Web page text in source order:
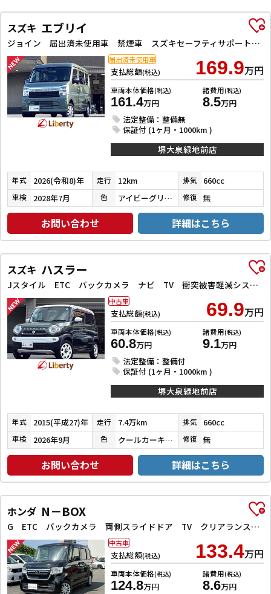
スズキ エブリイ
ジョイン 届出済未使用車 禁煙車 スズキセーフティサポート LEDヘッドライト 両側スライドドア スマートキー プッシュスタート 障害物センサー 運転席シートヒーター 電動格納ミラー
支払総額(税込) 169.9万円
車両本体価格(税込)
161.4万円
諸費用(税込)
8.5万円
法定整備：整備無
保証付 (1ヶ月・1000km )
届出済未使用車
堺大泉緑地前店
年式 2026(令和8)年 走行 12km 排気 660cc
車検 2028年7月 色 アイビーグリーンメタリック 修復 無
お問い合わせ 詳細はこちら
スズキ ハスラー
Jスタイル ETC バックカメラ ナビ TV 衝突被害軽減システム オートライト スマートキー アイドリングストップ 電動格納ミラー シートヒーター ベンチシート CVT ESC CD DVD再生
支払総額(税込) 69.9万円
車両本体価格(税込)
60.8万円
諸費用(税込)
9.1万円
法定整備：整備付
保証付 (1ヶ月・1000km )
中古車
堺大泉緑地前店
年式 2015(平成27)年 走行 7.4万km 排気 660cc
車検 2026年9月 色 クールカーキパールメタリック／ホワイト 修復 無
お問い合わせ 詳細はこちら
ホンダ N－BOX
G ETC バックカメラ 両側スライドドア TV クリアランスソナー オートクルーズコントロール レーンアシスト 衝突被害軽減システム オートライト LEDヘッドランプ スマートキー
支払総額(税込) 133.4万円
車両本体価格(税込)
124.8万円
諸費用(税込)
8.6万円
中古車